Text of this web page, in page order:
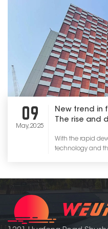
09
May,2025
New trend in
The rise and
With the rapid
technology and
unprecedented
building
emerging as a
revolution. It not
understanding of